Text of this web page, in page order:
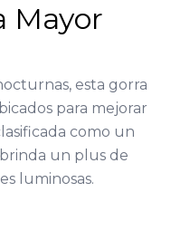
Mayor
esta gorra
para mejorar
como un
un plus de
luminosas.